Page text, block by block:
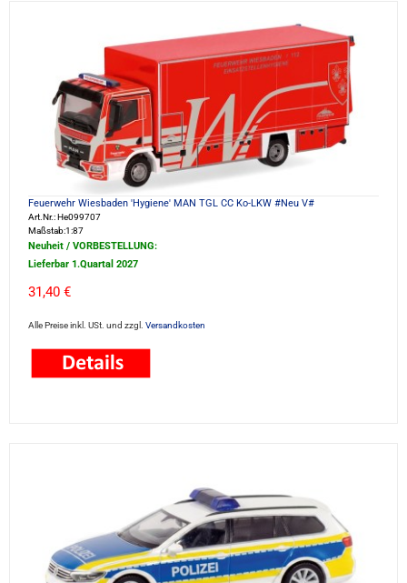
Feuerwehr Wiesbaden 'Hygiene' MAN TGL CC Ko-LKW #Neu V#
Art.Nr.: He099707
Maßstab:1:87
Neuheit / VORBESTELLUNG:
Lieferbar 1.Quartal 2027
31,40 €
Alle Preise inkl. USt. und zzgl. Versandkosten